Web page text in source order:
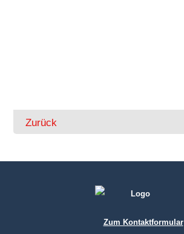
Zurück
Zum Kontaktformular